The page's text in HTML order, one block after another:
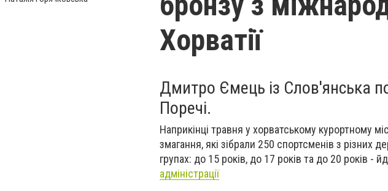
Хорватії
Дмитро Ємець із Слов'янська
Поречі.
Наприкінці травня у хорватському курортному
змагання, які зібрали 250 спортсменів з різних
групах: до 15 років, до 17 років та до 20 років -
адміністрації